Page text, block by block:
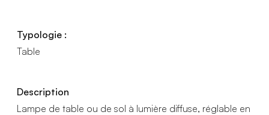
Typologie :
Table
Description
Lampe de table ou de sol à lumière diffuse, réglable en